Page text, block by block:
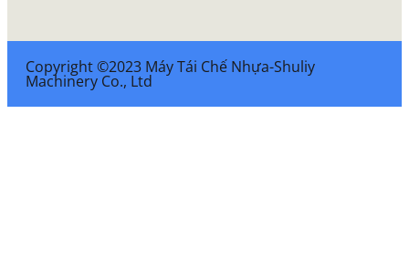
Copyright ©2023 Máy Tái Chế Nhựa-Shuliy
Machinery Co., Ltd